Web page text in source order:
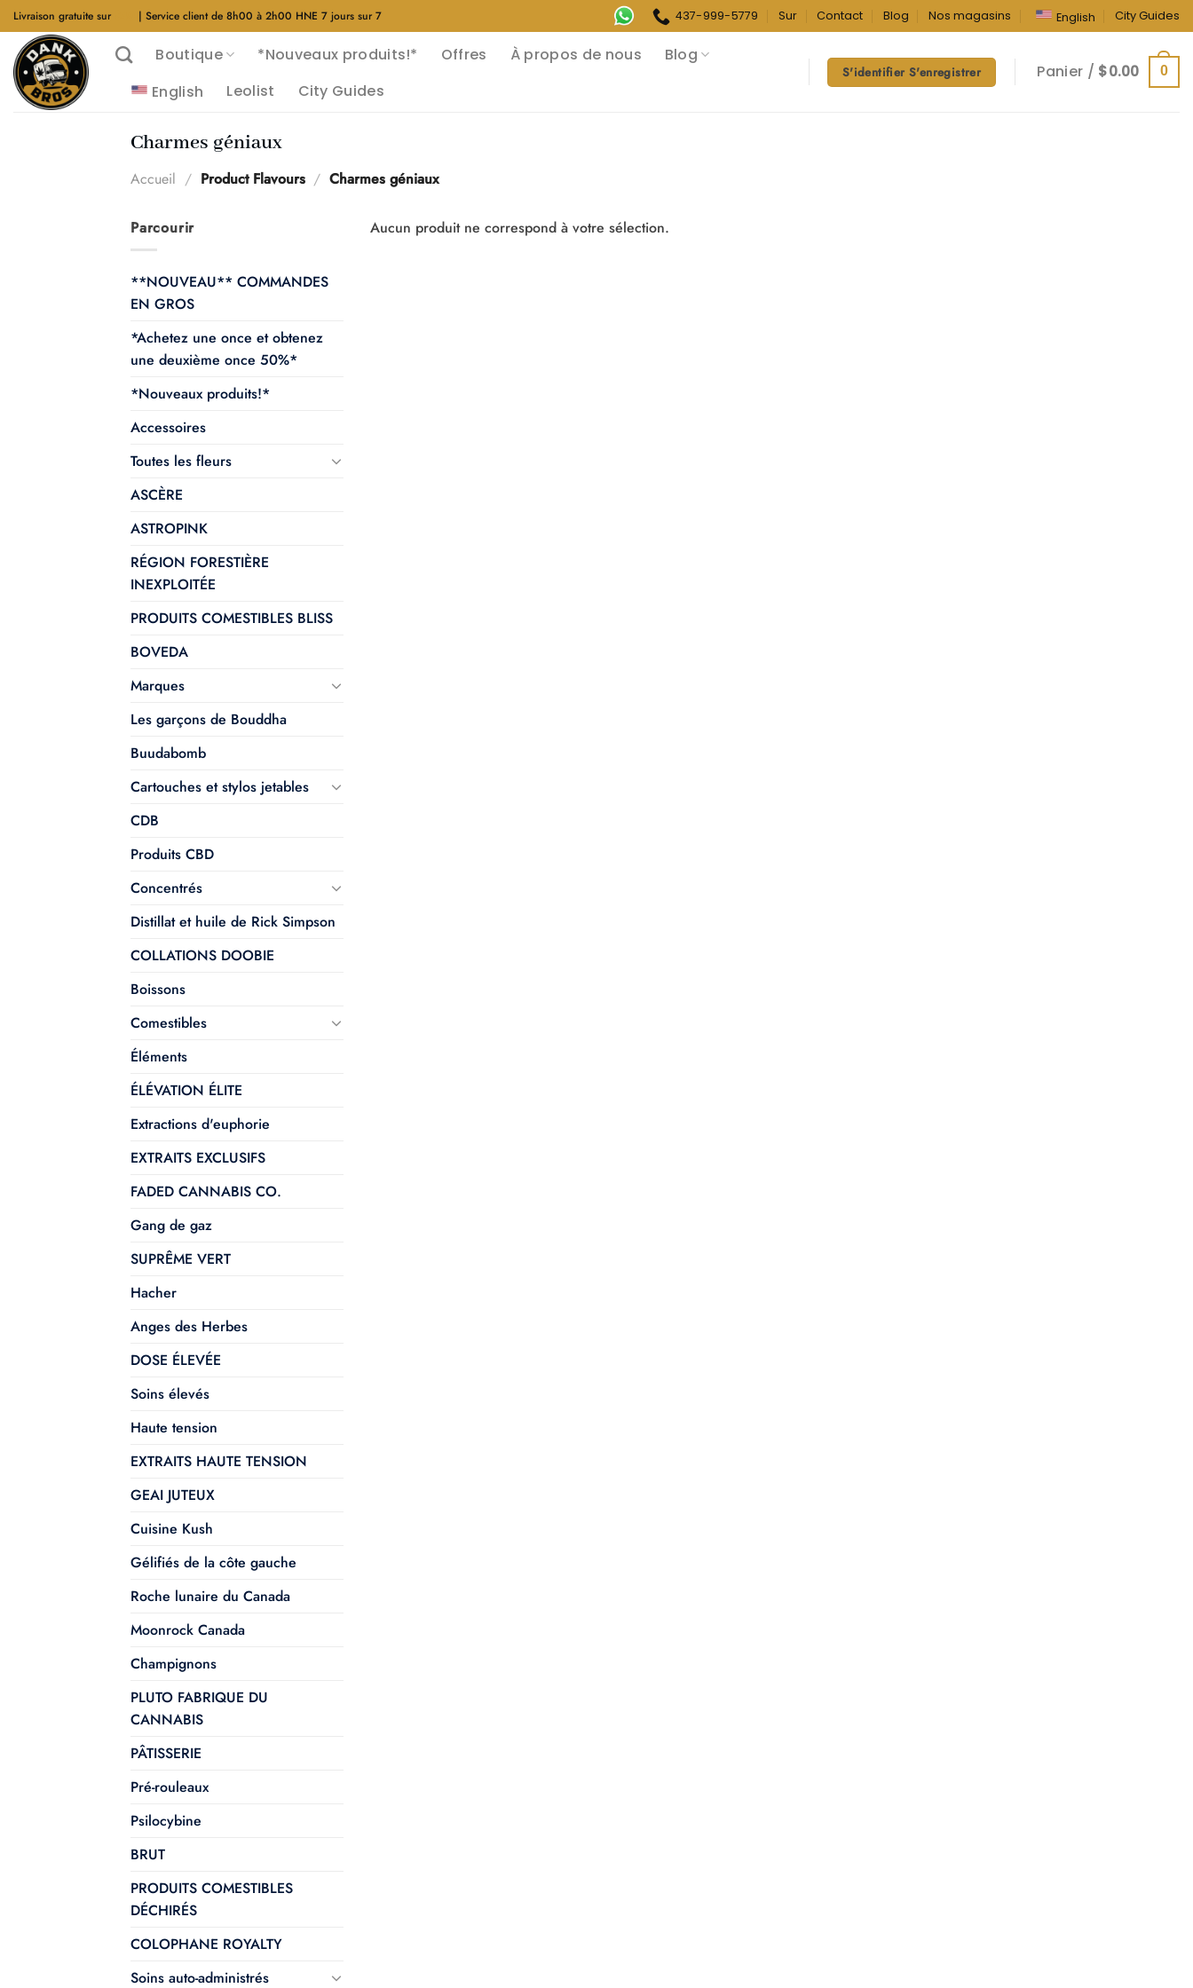
Aller
au
contenu
Livraison gratuite sur | Service client de 8h00 à 2h00 HNE 7 jours sur 7 437-999-5779 Sur Contact Blog Nos magasins English City Guides
Boutique *Nouveaux produits!* Offres À propos de nous
Blog
English
Leolist City Guides
S'identifier S'enregistrer Panier / $0.00 0
Charmes géniaux
Accueil / Product Flavours / Charmes géniaux
Parcourir
**NOUVEAU** COMMANDES
EN GROS
*Achetez une once et obtenez
une deuxième once 50%*
*Nouveaux produits!*
Accessoires
Toutes les fleurs
ASCÈRE
ASTROPINK
RÉGION FORESTIÈRE
INEXPLOITÉE
PRODUITS COMESTIBLES BLISS
BOVEDA
Marques
Les garçons de Bouddha
Buudabomb
Cartouches et stylos jetables
CDB
Produits CBD
Concentrés
Distillat et huile de Rick Simpson
COLLATIONS DOOBIE
Boissons
Comestibles
Éléments
ÉLÉVATION ÉLITE
Extractions d'euphorie
EXTRAITS EXCLUSIFS
FADED CANNABIS CO.
Gang de gaz
SUPRÊME VERT
Hacher
Anges des Herbes
DOSE ÉLEVÉE
Soins élevés
Haute tension
EXTRAITS HAUTE TENSION
GEAI JUTEUX
Cuisine Kush
Gélifiés de la côte gauche
Roche lunaire du Canada
Moonrock Canada
Champignons
PLUTO FABRIQUE DU
CANNABIS
PÂTISSERIE
Pré-rouleaux
Psilocybine
BRUT
PRODUITS COMESTIBLES
DÉCHIRÉS
COLOPHANE ROYALTY
Soins auto-administrés
Aucun produit ne correspond à votre sélection.